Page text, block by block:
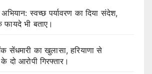
स्वच्छ पर्यावरण का दिया संदेश,
फायदे भी बताए।
सेंधमारी का खुलासा, हरियाणा से
दो आरोपी गिरफ्तार।